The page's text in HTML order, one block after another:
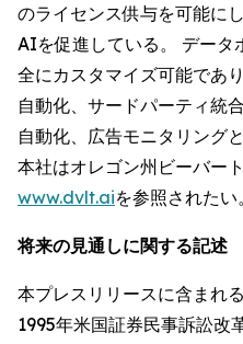
のライセンス供与を可能に
AIを促進している。 デー
全にカスタマイズ可能であ
自動化、サードパーティ統
自動化、広告モニタリング
本社はオレゴン州ビーバー
www.dvlt.aiを参照されたい。
将来の見通しに関する記述
本プレスリリースに含まれ
1995年米国証券民事訴訟